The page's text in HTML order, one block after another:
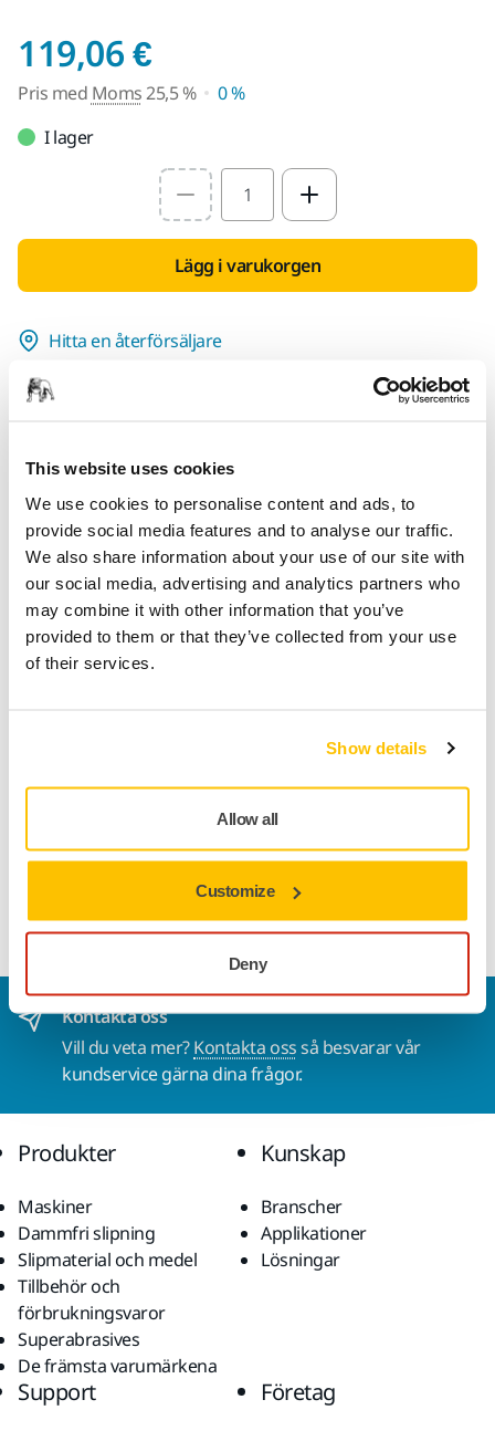
This website uses cookies
We use cookies to personalise content and ads, to
provide social media features and to analyse our traffic.
We also share information about your use of our site with
our social media, advertising and analytics partners who
may combine it with other information that you’ve
provided to them or that they’ve collected from your use
of their services.
Show details
Allow all
Customize
Deny
119,06 €Pris med Moms 25,5
Pris med Moms25,5 %
0 %
I lager
Select quantity value
Lägg i varukorgen
Hitta en återförsäljare
TILLHANDAHÅLLS FÖR DIG
Snabb leverans
Fri frakt över 49.90€ inkl.moms
Säker kortbetalning
Uppföljning av försändelse
Gör en retur enkelt på www.mirka.com/sv-
fi/support/returnera-en-vara/
Nedladdningar
Luddfri 32x40cm rengöringsduk. Speciellt avsedd för
fettborttagning. I en bekväm doseringslåda. Beständig mot
Kontakta oss
Vill du veta mer?Kontakta ossså besvarar vår
kundservice gärna dina frågor.
Produkter
Maskiner
Dammfri slipning
Slipmaterial och medel
Tillbehör och
förbrukningsvaror
Superabrasives
De främsta varumärkena
Kunskap
Branscher
Applikationer
Lösningar
Support Företag